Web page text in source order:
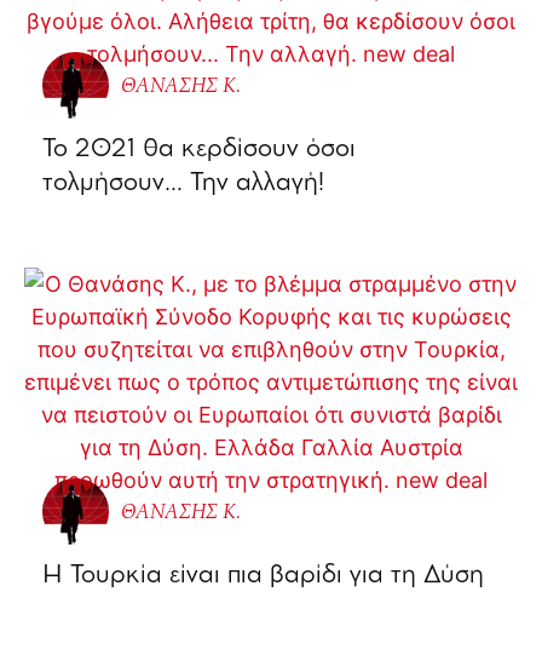
ΘΑΝΑΣΗΣ Κ.
Το 2021 θα κερδίσουν όσοι
τολμήσουν… Την αλλαγή!
ΘΑΝΑΣΗΣ Κ.
Η Τουρκία είναι πια βαρίδι για τη Δύση